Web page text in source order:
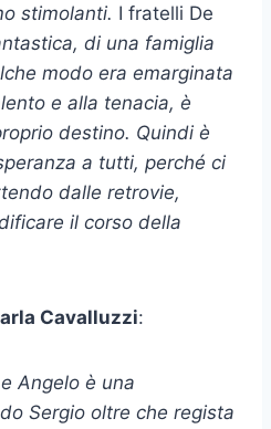
stimolanti. I fratelli De
di una famiglia
modo era emarginata
e alla tenacia, è
destino. Quindi è
a tutti, perché ci
dalle retrovie,
il corso della
Cavalluzzi:
Angelo è una
Sergio oltre che regista